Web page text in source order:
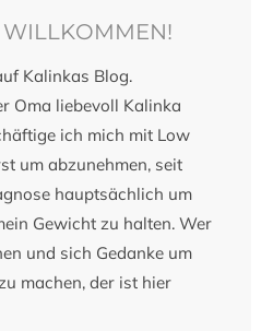
WILLKOMMEN!
Kalinkas Blog.
Oma liebevoll Kalinka
ich mich mit Low
um abzunehmen, seit
hauptsächlich um
Gewicht zu halten. Wer
und sich Gedanke um
machen, der ist hier